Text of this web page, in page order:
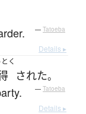
— Tatoeba
Details ▸
く
された。
— Tatoeba
Details ▸